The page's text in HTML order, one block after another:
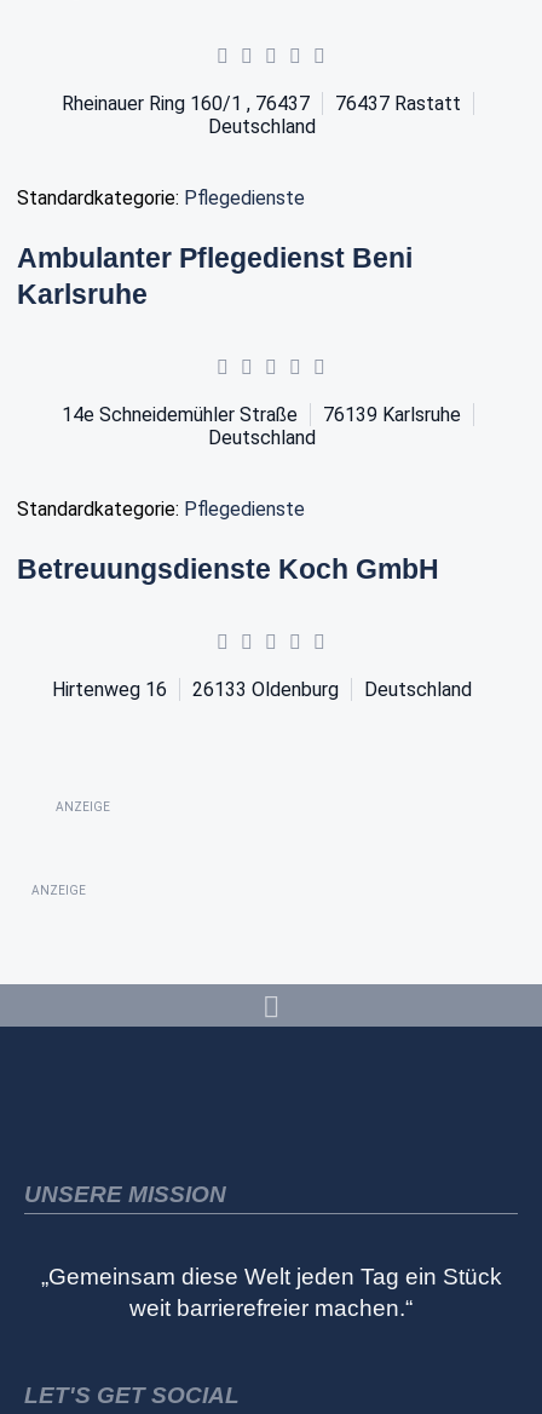
Rheinauer Ring 160/1 , 76437 76437 Rastatt
Deutschland
Standardkategorie: Pflegedienste
Ambulanter Pflegedienst Beni
Karlsruhe
14e Schneidemühler Straße 76139 Karlsruhe
Deutschland
Standardkategorie: Pflegedienste
Betreuungsdienste Koch GmbH
Hirtenweg 16 26133 Oldenburg Deutschland
ANZEIGE
ANZEIGE
UNSERE MISSION
„Gemeinsam diese Welt jeden Tag ein Stück
weit barrierefreier machen.“
LET'S GET SOCIAL